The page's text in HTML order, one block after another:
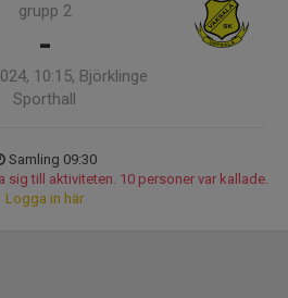
grupp 2
-
10:15, Björklinge
Sporthall
Samling 09:30
sig till aktiviteten. 10 personer var kallade.
Logga in här